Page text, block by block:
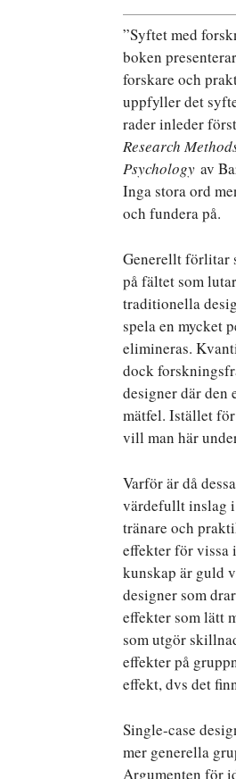
”Syftet med
boken
forskare och
uppfyller det
rader inleder
Research
Psychology av
Inga stora ord
och fundera på.
Generellt förlitar
på fältet som
traditionella
spela en mycket
elimineras.
dock
designer där den
mätfel. Istället
vill man här
Varför är då
värdefullt inslag
tränare och
effekter för vissa
kunskap är guld
designer som
effekter som lätt
som utgör
effekter på
effekt, dvs det
Single-case
mer generella
Argumenten för